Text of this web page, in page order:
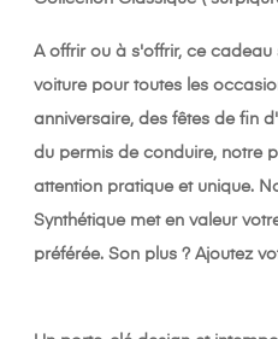
A offrir ou à s'offrir, ce
voiture pour toutes les
anniversaire, des fêtes de fin
du permis de conduire, notre
attention pratique et unique.
Synthétique met en valeur
préférée. Son plus ? Ajoutez